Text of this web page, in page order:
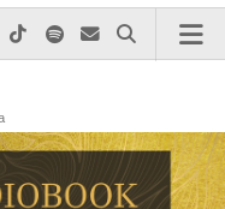
do nas zadzwoń
na Facebook-u
nas na X
Odwiedź nas na Instagram-ie
Odwiedź nas na TikTok-u
Szukaj nas na Spotify
Wyślij do nas
Szukaj